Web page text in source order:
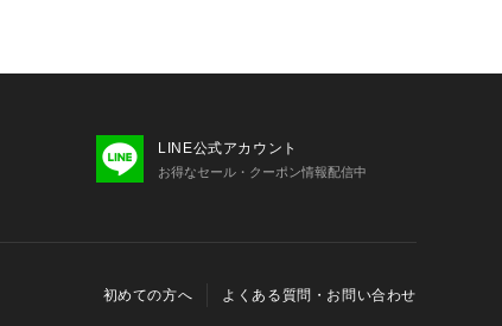
LINE公式アカウント
お得なセール・クーポン情報配信中
初めての方へ よくある質問・お問い合わせ